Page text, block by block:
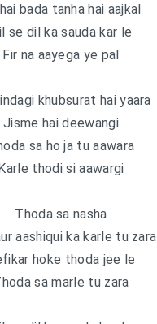
bada tanha hai aajkal
se dil ka sauda kar le
Fir na aayega ye pal
khubsurat hai yaara
Jisme hai deewangi
sa ho ja tu aawara
thodi si aawargi
Thoda sa nasha
aashiqui ka karle tu zara
hoke thoda jee le
sa marle tu zara